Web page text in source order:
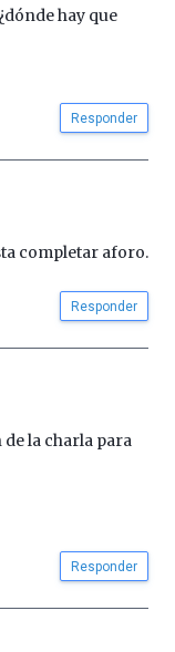
hay que
Responder
completar aforo.
Responder
la charla para
Responder